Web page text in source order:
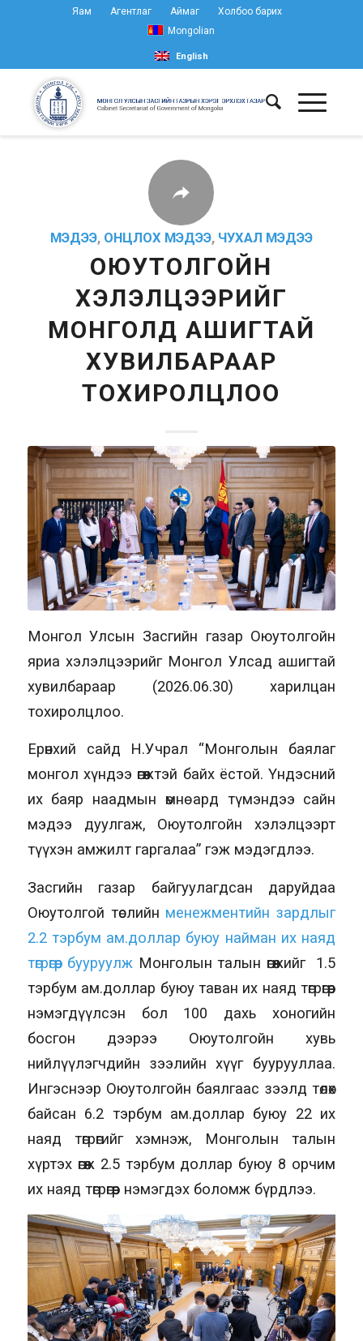
Яам Агентлаг Аймаг
Холбоо барих
Mongolian
English
МЭДЭЭ, ОНЦЛОХ МЭДЭЭ, ЧУХАЛ МЭДЭЭ
ОЮУТОЛГОЙН
ХЭЛЭЛЦЭЭРИЙГ
МОНГОЛД АШИГТАЙ
ХУВИЛБАРААР
ТОХИРОЛЦЛОО
Монгол Улсын Засгийн газар Оюутолгойн
яриа хэлэлцээрийг Монгол Улсад ашигтай
хувилбараар (2026.06.30) харилцан
тохиролцлоо.
Ерөнхий сайд Н.Учрал “Монголын баялаг
монгол хүндээ өгөөжтэй байх ёстой. Үндэсний
их баяр наадмын өмнө ард түмэндээ сайн
мэдээ дуулгаж, Оюутолгойн хэлэлцээрт
түүхэн амжилт гаргалаа” гэж мэдэгдлээ.
Засгийн газар байгуулагдсан даруйдаа
Оюутолгой төслийн менежментийн зардлыг
2.2 тэрбум ам.доллар буюу найман их наяд
төгрөгөөр бууруулж Монголын талын өгөөжийг 1.5
тэрбум ам.доллар буюу таван их наяд төгрөгөөр
нэмэгдүүлсэн бол 100 дахь хоногийн
босгон дээрээ Оюутолгойн хувь
нийлүүлэгчдийн зээлийн хүүг буурууллаа.
Ингэснээр Оюутолгойн баялгаас зээлд төлөх
байсан 6.2 тэрбум ам.доллар буюу 22 их
наяд төгрөгийг хэмнэж, Монголын талын
хүртэх өгөөж 2.5 тэрбум доллар буюу 8 орчим
их наяд төгрөгөөр нэмэгдэх боломж бүрдлээ.